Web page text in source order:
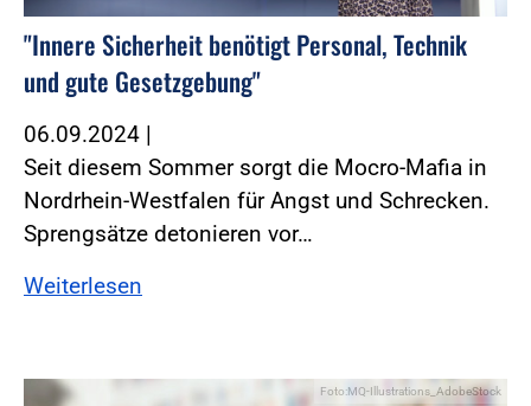
"Innere Sicherheit benötigt Personal, Technik
und gute Gesetzgebung"
06.09.2024 |
Seit diesem Sommer sorgt die Mocro-Mafia in
Nordrhein-Westfalen für Angst und Schrecken.
Sprengsätze detonieren vor…
Weiterlesen
Foto:MQ-Illustrations_AdobeStock